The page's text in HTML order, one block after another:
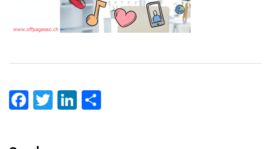
Facebook
TwitterLinkedIn